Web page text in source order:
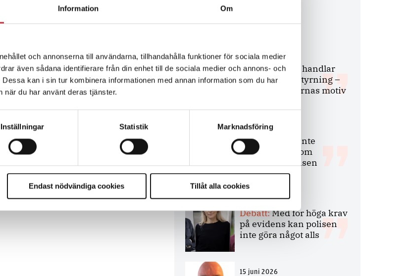
Information Om
och annonserna till användarna, tillhandahålla funktioner för sociala medier
även sådana identifierare från din enhet till de sociala medier och annons- och
kan i sin tur kombinera informationen med annan information som du har
när du har använt deras tjänster.
Inställningar Statistik Marknadsföring
Endast nödvändiga cookies Tillåt alla cookies
Debatt
9 juli 2026
Slutreplik:Det handlar
om kunskapsstyrning –
inte om forskarnas motiv
8 juli 2026
Replik:
Det är inte
evidenskrav som
bakbinder polisen
7 juli 2026
Debatt:Med för höga krav
på evidens kan polisen
inte göra något alls
15 juni 2026